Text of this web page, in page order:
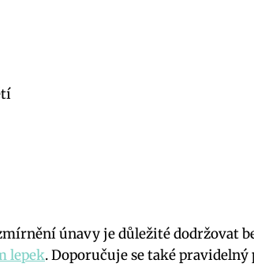
únavy je důležité dodržovat
lepek. Doporučuje se také pravidelný